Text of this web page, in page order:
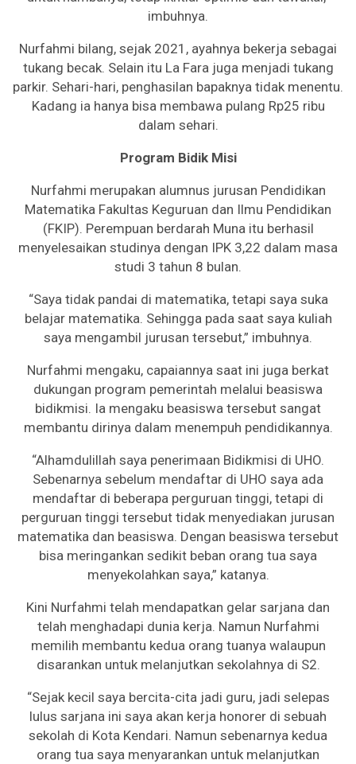
imbuhnya.
Nurfahmi bilang, sejak 2021, ayahnya bekerja sebagai
tukang becak. Selain itu La Fara juga menjadi tukang
parkir. Sehari-hari, penghasilan bapaknya tidak menentu.
Kadang ia hanya bisa membawa pulang Rp25 ribu
dalam sehari.
Program Bidik Misi
Nurfahmi merupakan alumnus jurusan Pendidikan
Matematika Fakultas Keguruan dan Ilmu Pendidikan
(FKIP). Perempuan berdarah Muna itu berhasil
menyelesaikan studinya dengan IPK 3,22 dalam masa
studi 3 tahun 8 bulan.
“Saya tidak pandai di matematika, tetapi saya suka
belajar matematika. Sehingga pada saat saya kuliah
saya mengambil jurusan tersebut,” imbuhnya.
Nurfahmi mengaku, capaiannya saat ini juga berkat
dukungan program pemerintah melalui beasiswa
bidikmisi. Ia mengaku beasiswa tersebut sangat
membantu dirinya dalam menempuh pendidikannya.
“Alhamdulillah saya penerimaan Bidikmisi di UHO.
Sebenarnya sebelum mendaftar di UHO saya ada
mendaftar di beberapa perguruan tinggi, tetapi di
perguruan tinggi tersebut tidak menyediakan jurusan
matematika dan beasiswa. Dengan beasiswa tersebut
bisa meringankan sedikit beban orang tua saya
menyekolahkan saya,” katanya.
Kini Nurfahmi telah mendapatkan gelar sarjana dan
telah menghadapi dunia kerja. Namun Nurfahmi
memilih membantu kedua orang tuanya walaupun
disarankan untuk melanjutkan sekolahnya di S2.
“Sejak kecil saya bercita-cita jadi guru, jadi selepas
lulus sarjana ini saya akan kerja honorer di sebuah
sekolah di Kota Kendari. Namun sebenarnya kedua
orang tua saya menyarankan untuk melanjutkan